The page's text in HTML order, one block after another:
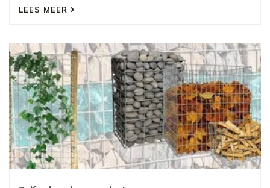
LEES MEER